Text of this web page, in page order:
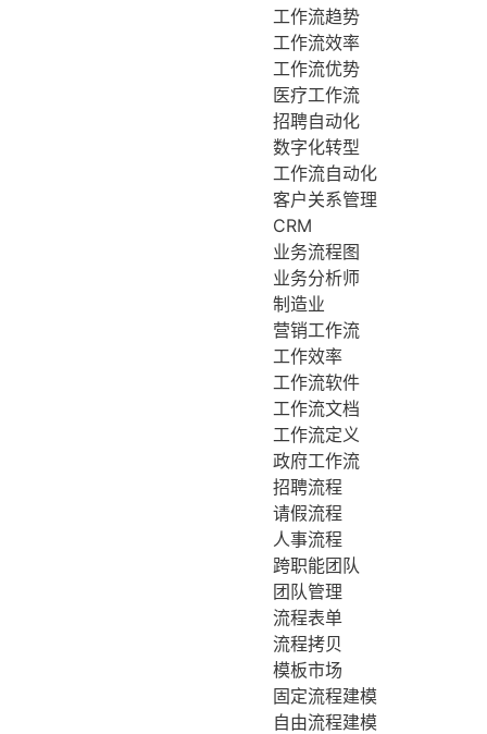
工作流趋势
工作流效率
工作流优势
医疗工作流
招聘自动化
数字化转型
工作流自动化
客户关系管理
CRM
业务流程图
业务分析师
制造业
营销工作流
工作效率
工作流软件
工作流文档
工作流定义
政府工作流
招聘流程
请假流程
人事流程
跨职能团队
团队管理
流程表单
流程拷贝
模板市场
固定流程建模
自由流程建模